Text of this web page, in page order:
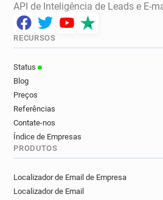
i**********@letelegramme.fr
f**********@letelegramme.fr
v*********@letelegramme.fr
m*********@letelegramme.fr
y*****@letelegramme.fr
v*********@letelegramme.fr
h************@letelegramme.fr
e***********@letelegramme.fr
s************@letelegramme.fr
API de Inteligência de Leads e E-
RECURSOS
Status
Blog
Preços
Referências
Contate-nos
Índice de Empresas
PRODUTOS
Localizador de Email de Empresa
Localizador de Email